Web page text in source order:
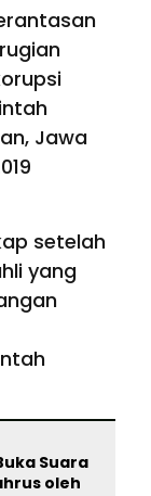
Jawa
setelah
yang
Suara
oleh